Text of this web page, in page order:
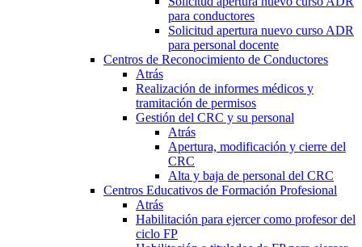
para conductores
Solicitud apertura nuevo curso ADR
para personal docente
Centros de Reconocimiento de Conductores
Atrás
Realización de informes médicos y
tramitación de permisos
Gestión del CRC y su personal
Atrás
Apertura, modificación y cierre del
CRC
Alta y baja de personal del CRC
Centros Educativos de Formación Profesional
Atrás
Habilitación para ejercer como profesor del
ciclo FP